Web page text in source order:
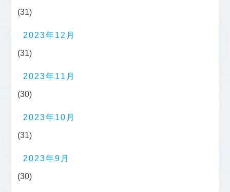
(31)
2023年12月
(31)
2023年11月
(30)
2023年10月
(31)
2023年9月
(30)